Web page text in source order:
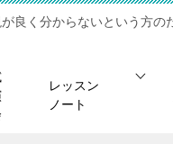
良く分からないという方の
レッスン
ノート